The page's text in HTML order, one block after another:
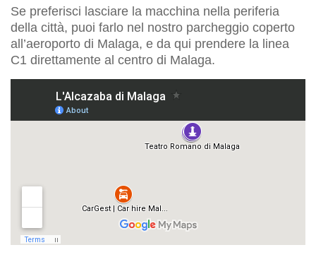
Se preferisci lasciare la macchina nella periferia
della città, puoi farlo nel nostro parcheggio coperto
all’aeroporto di Malaga, e da qui prendere la linea
C1 direttamente al centro di Malaga.